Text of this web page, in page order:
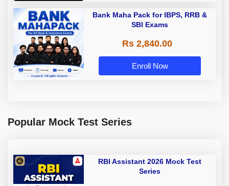
Bank Maha Pack for IBPS, RRB &
SBI Exams
Rs 2,840.00
Enroll Now
Popular Mock Test Series
RBI Assistant 2026 Mock Test
Series